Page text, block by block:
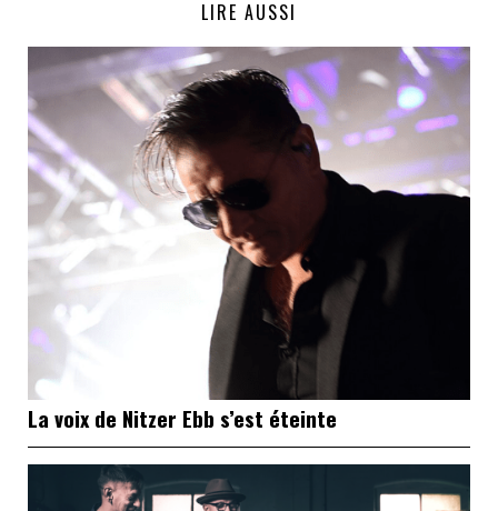
LIRE AUSSI
La voix de Nitzer Ebb s’est éteinte